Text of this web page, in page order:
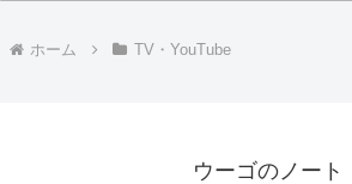
ホーム TV・YouTube
ウーゴのノート